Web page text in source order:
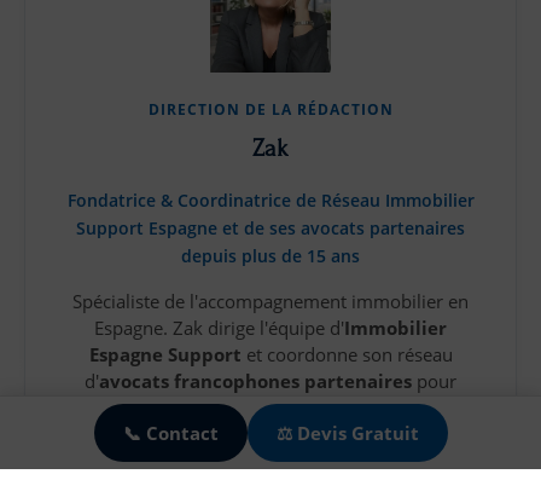
DIRECTION DE LA RÉDACTION
Zak
Fondatrice & Coordinatrice de Réseau Immobilier
Support Espagne et de ses avocats partenaires
depuis plus de 15 ans
Spécialiste de l'accompagnement immobilier en
Espagne. Zak dirige l'équipe d'Immobilier
Espagne Support et coordonne son réseau
d'avocats francophones partenaires pour
sécuriser vos achats et successions.
Tous les dossiers sont supervisés par des
📞 Contact ⚖️ Devis Gratuit